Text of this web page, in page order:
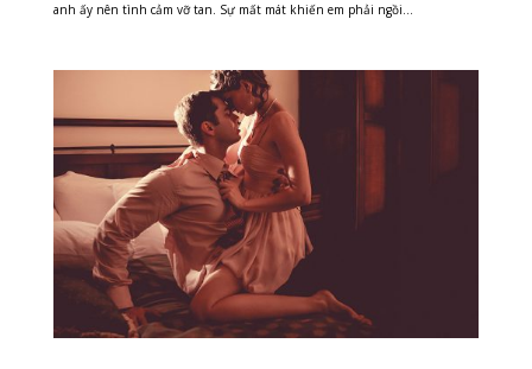
anh ấy nên tình cảm vỡ tan. Sự mất mát khiến em phải ngồi...